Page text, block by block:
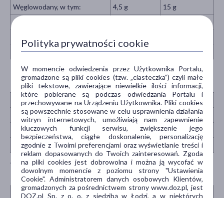
Węglowodany, w tym:
4,5 g
15 g
cukry
Sól
0,03 g 0,09 g
Składniki 30 ml %RWS* 100 ml
%RWS*
Witamina C
160 mg 200% 533 mg
666%
Niacyna
32 mg 200% 107 mg
669%
Biotyna
1000 µg 2000% 3333 µg 6666%
*Referencyjna Wartość Spożycia.
Składnik
30 ml
Polityka prywatności cookie
W momencie odwiedzenia przez Użytkownika Portalu,
gromadzone są pliki cookies (tzw. „ciasteczka”) czyli małe
pliki tekstowe, zawierające niewielkie ilości informacji,
które pobierane są podczas odwiedzania Portalu i
przechowywane na Urządzeniu Użytkownika. Pliki cookies
są powszechnie stosowane w celu usprawnienia działania
witryn internetowych, umożliwiają nam zapewnienie
kluczowych funkcji serwisu, zwiększenie jego
bezpieczeństwa, ciągłe doskonalenie, personalizację
zgodnie z Twoimi preferencjami oraz wyświetlanie treści i
reklam dopasowanych do Twoich zainteresowań. Zgoda
na pliki cookies jest dobrowolna i można ją wycofać w
dowolnym momencie z poziomu strony "Ustawienia
Cookie". Administratorem danych osobowych Klientów,
gromadzonych za pośrednictwem strony www.doz.pl, jest
DOZ.pl Sp. z o. o. z siedzibą w Łodzi, a w niektórych